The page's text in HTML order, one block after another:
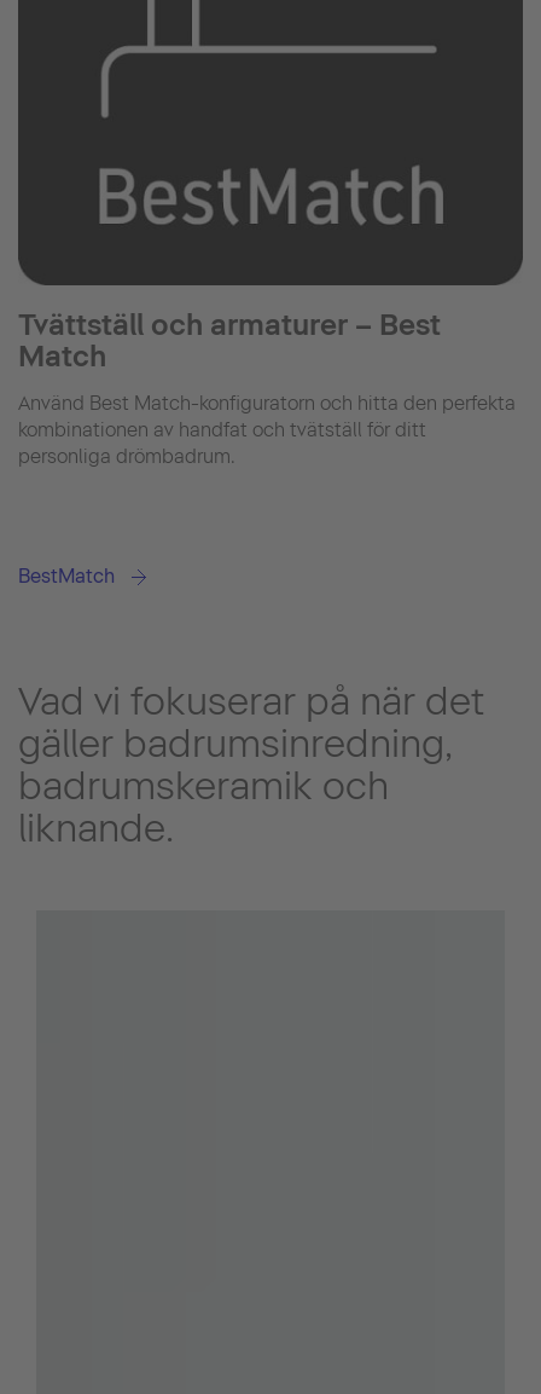
Tvättställ och armaturer – Best
Match
Använd Best Match-konfiguratorn och hitta den perfekta
kombinationen av handfat och tvätställ för ditt
personliga drömbadrum.
BestMatch
Vad vi fokuserar på när det
gäller badrumsinredning,
badrumskeramik och
liknande.